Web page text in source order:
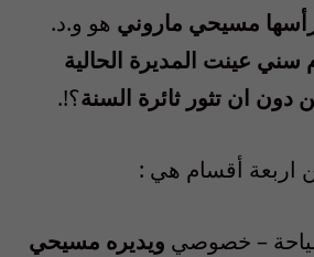
مسيحي ماروني هو و.د.
عينت المديرة الحالية
دون ان تثور ثائرة السنة؟!.
اربعة أقسام هي :
– خصوصي ويديره مسيحي